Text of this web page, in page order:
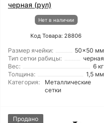
черная (рул)
Нет в наличии
Код Товара: 28806
Размер ячейки:
50x50 мм
Тип сетки рабицы:
черная
Вес:
6 кг
Толщина:
1,5 мм
Категория:
Металлические
сетки
Продано